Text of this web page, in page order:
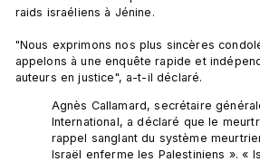
raids israéliens à Jénine.
"Nous exprimons nos plus sincères
appelons à une enquête rapide et
Agnès Callamard, secrétaire
International, a déclaré que le
rappel sanglant du système
Israël enferme les Palestiniens ». «